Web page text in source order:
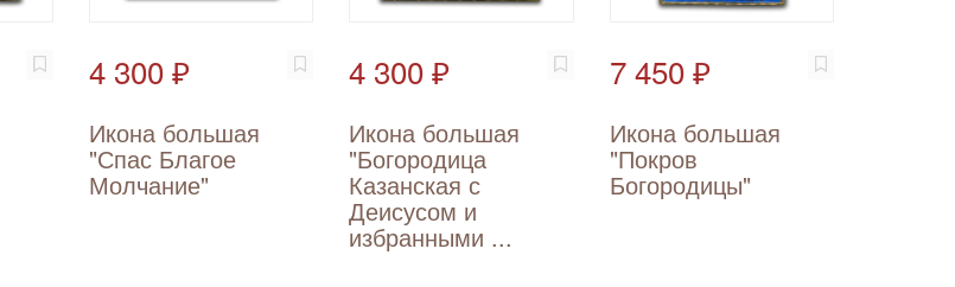
4 300 ₽
Икона большая
"Спас Благое
Молчание"
4 300 ₽
Икона большая
"Богородица
Казанская с
Деисусом и
избранными ...
7 450 ₽
Икона большая
"Покров
Богородицы"